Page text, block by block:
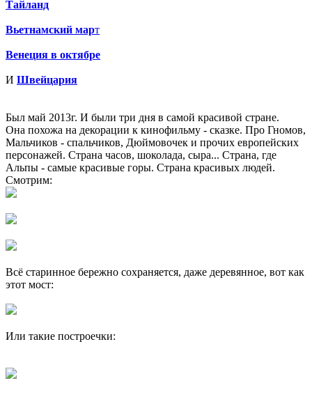
Тайланд
Вьетнамский март
Венеция в октябре
И Швейцария
Был май 2013г. И были три дня в самой красивой стране.
Она похожа на декорации к кинофильму - сказке. Про Гномов,
Мальчиков - спальчиков, Дюймовочек и прочих европейских
персонажей. Страна часов, шоколада, сыра... Страна, где
Альпы - самые красивые горы. Страна красивых людей.
Смотрим:
Всё старинное бережно сохраняется, даже деревянное, вот как
этот мост:
Или такие построечки: